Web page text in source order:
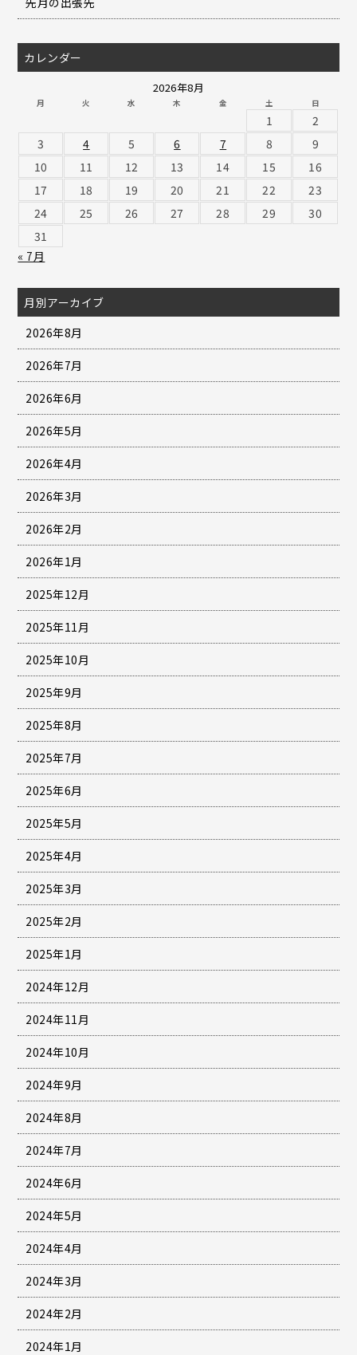
カレンダー
2026年8月
月 火 水 木 金 土 日
1
2
3
4 5 6 7 8
9
10
11 12 13 14 15
16
17
18 19 20 21 22
23
24
25 26 27 28 29
30
31
« 7月
月別アーカイブ
2026年8月
2026年7月
2026年6月
2026年5月
2026年4月
2026年3月
2026年2月
2026年1月
2025年12月
2025年11月
2025年10月
2025年9月
2025年8月
2025年7月
2025年6月
2025年5月
2025年4月
2025年3月
2025年2月
2025年1月
2024年12月
2024年11月
2024年10月
2024年9月
2024年8月
2024年7月
2024年6月
2024年5月
2024年4月
2024年3月
2024年2月
2024年1月